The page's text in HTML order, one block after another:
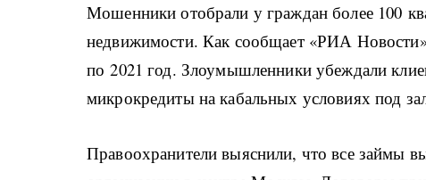
Мошенники отобрали у граждан более 100
недвижимости. Как сообщает «РИА Новости»,
по 2021 год. Злоумышленники убеждали
микрокредиты на кабальных условиях под
Правоохранители выяснили, что все займы